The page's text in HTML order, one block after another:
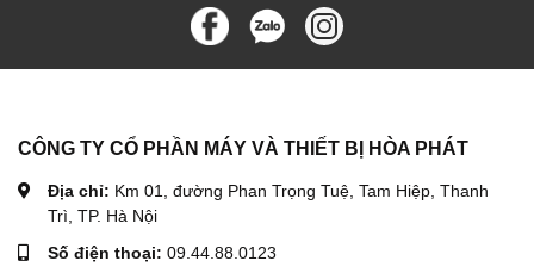
CÔNG TY CỔ PHẦN MÁY VÀ THIẾT BỊ HÒA PHÁT
Địa chỉ: Km 01, đường Phan Trọng Tuệ, Tam Hiệp, Thanh
Trì, TP. Hà Nội
Số điện thoại: 09.44.88.0123